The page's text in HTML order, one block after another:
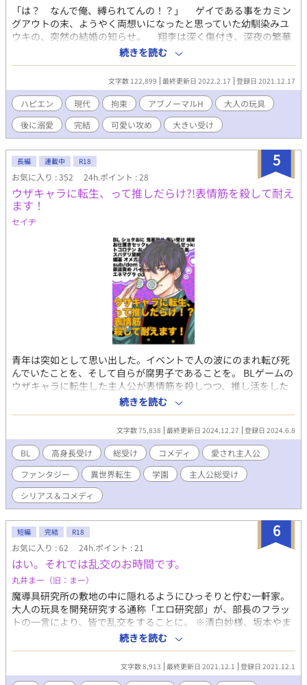
「は？ なんで俺、縛られてんの！？」 ゲイである事をカミン
グアウトの末、ようやく両想いになったと思っていた幼馴染みユ
ウキの、突然の結婚の知らせ。 翔李は深く傷付き、深夜の繁華
街でやけ酒の挙げ句、道路端で酔い潰れてしまう。 目が覚める
と、翔李は何者かに見知らぬ家のバスルームで拘束されていた。
翔李に向かってにっこり微笑むその小柄な彼……由岐は、天使の
ような可愛い外見をしていた。 「僕とセフレになってくれません
か。じゃないと僕、今すぐ翔李さんを犯してしまいそうです」
初めての恋人兼親友だった男から受けた裏切りと悲しみ。それ
を誤魔化すため由岐に会ううち、やがて翔李は由岐とのアブノー
マルプレイの深みにハマっていく。 「お尻だけじゃないですよ。
僕は可愛い翔李さんの、穴という穴全てを犯したい」 ただの
セフレであるはずの由岐に予想外に大切にされ、いつしか翔李の
心と体はとろけていく。 そんなおり、翔李を裏切って女性と結
婚したはずの親友ユウキから、会いたいと連絡があって……！？
※唯月漣 長編4作目 ◇◆◇◆◇◆ ☆可愛い小柄な少年✕がたいは
良いけどお人好しな青年。 ※由岐（攻め）視点という表記が無い
るプレイ、剃毛、おもらし（小）、攻めのフェラ、拘束（手錠、
口枷、首輪、目隠し）、異物挿入（食べ物）、玩具（ローター、
テンガ、アナルビーズ）、イキ焦らし、ローションガーゼ、尿道
攻め（ブジー）、前立腺開発（エネマグラ）、潮吹き、処女、無
理矢理、喉奥、乳首責め、陵辱、少々の痛みを伴うプレイ、中出
し、中イキ、自慰強制及び視姦、連続イカセ、乳首攻め（乳首イ
キ、吸引、ローター）他。 ※アブノーマルプレイ中心です。地雷
の多い方、しつこいエッチが苦手な方、変わったプレイがお嫌な
方はご注意ください。 【本編完結済】今後は時々、番外編を投下
します。 ※ムーンライトノベルズ、Nolaにも掲載。 表紙イラスト
●an様
続きを読む
文字数 122,899 最終更新日 2022.2.17 登録日 2021.12.17
ハピエン 現代 拘束 アブノーマルH
大人の玩具
後に溺愛
完結 可愛い攻め 大きい受け
5
長編 連載中 R18
お気に入り : 352 24h.ポイント : 28
ウザキャラに転生、って推しだらけ?!表情筋を殺して耐え
ます！
セイヂ
青年は突如として思い出した。イベントで人の波にのまれ転び死
んでいたことを、そして自らが腐男子であることを。 BLゲームの
ウザキャラに転生した主人公が表情筋を殺しつつ、推し活をした
り、勢い余って大人の玩具を作ったり、媚薬を作ったり、攻略対
象に追われたりするお話！ 主な登場人物 ☆無表情ドＭ高身長メガ
ネ受け ★サイコパス王子 ★王子そっくりパン屋の優男 ★執着メ
ンヘラ優等生 ★激重感情持ち双子 他 書いているうちに何だかシ
リアスな展開になってきました…。 ⚠諸事情のためのらりくらり
更新となります、ご了承下さい。
続きを読む
文字数 75,838 最終更新日 2024.12.27 登録日 2024.6.8
BL 高身長受け 総受け コメディ
愛され主人公
ファンタジー
異世界転生 学園
主人公総受け
シリアス＆コメディ
6
短編 完結 R18
お気に入り : 62 24h.ポイント : 21
はい。それでは乱交のお時間です。
丸井まー（旧：まー）
魔導具研究所の敷地の中に隠れるようにひっそりと佇む一軒家。
大人の玩具を開発研究する通称「エロ研究部」が、部長のフラッ
トの一言により、皆で乱交をすることに。 ※清白妙様、坂本やま
様主催の「らららパーリーナイト」企画参加作品です。男５人で
乱交してます。リバ、小スカありです。頭を空っぽにしてお楽し
みください。 ※ムーンライトノベルズさんでも公開しておりま
す。
続きを読む
文字数 8,913 最終更新日 2021.12.1 登録日 2021.12.1